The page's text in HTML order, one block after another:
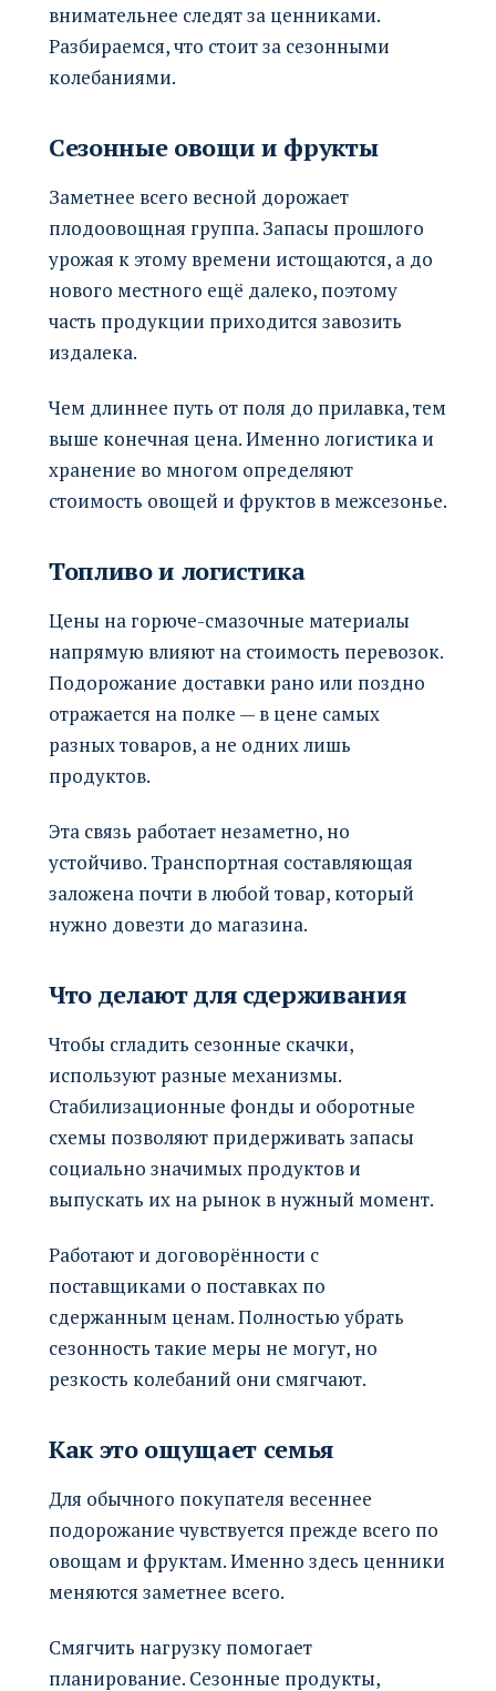
внимательнее следят за ценниками.
Разбираемся, что стоит за сезонными
колебаниями.
Сезонные овощи и фрукты
Заметнее всего весной дорожает
плодоовощная группа. Запасы прошлого
урожая к этому времени истощаются, а до
нового местного ещё далеко, поэтому
часть продукции приходится завозить
издалека.
Чем длиннее путь от поля до прилавка, тем
выше конечная цена. Именно логистика и
хранение во многом определяют
стоимость овощей и фруктов в межсезонье.
Топливо и логистика
Цены на горюче-смазочные материалы
напрямую влияют на стоимость перевозок.
Подорожание доставки рано или поздно
отражается на полке — в цене самых
разных товаров, а не одних лишь
продуктов.
Эта связь работает незаметно, но
устойчиво. Транспортная составляющая
заложена почти в любой товар, который
нужно довезти до магазина.
Что делают для сдерживания
Чтобы сгладить сезонные скачки,
используют разные механизмы.
Стабилизационные фонды и оборотные
схемы позволяют придерживать запасы
социально значимых продуктов и
выпускать их на рынок в нужный момент.
Работают и договорённости с
поставщиками о поставках по
сдержанным ценам. Полностью убрать
сезонность такие меры не могут, но
резкость колебаний они смягчают.
Как это ощущает семья
Для обычного покупателя весеннее
подорожание чувствуется прежде всего по
овощам и фруктам. Именно здесь ценники
меняются заметнее всего.
Смягчить нагрузку помогает
планирование. Сезонные продукты,